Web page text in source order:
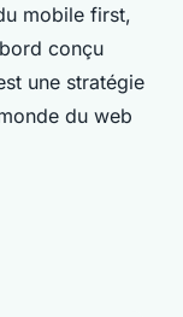
mobile first,
conçu
une stratégie
du web